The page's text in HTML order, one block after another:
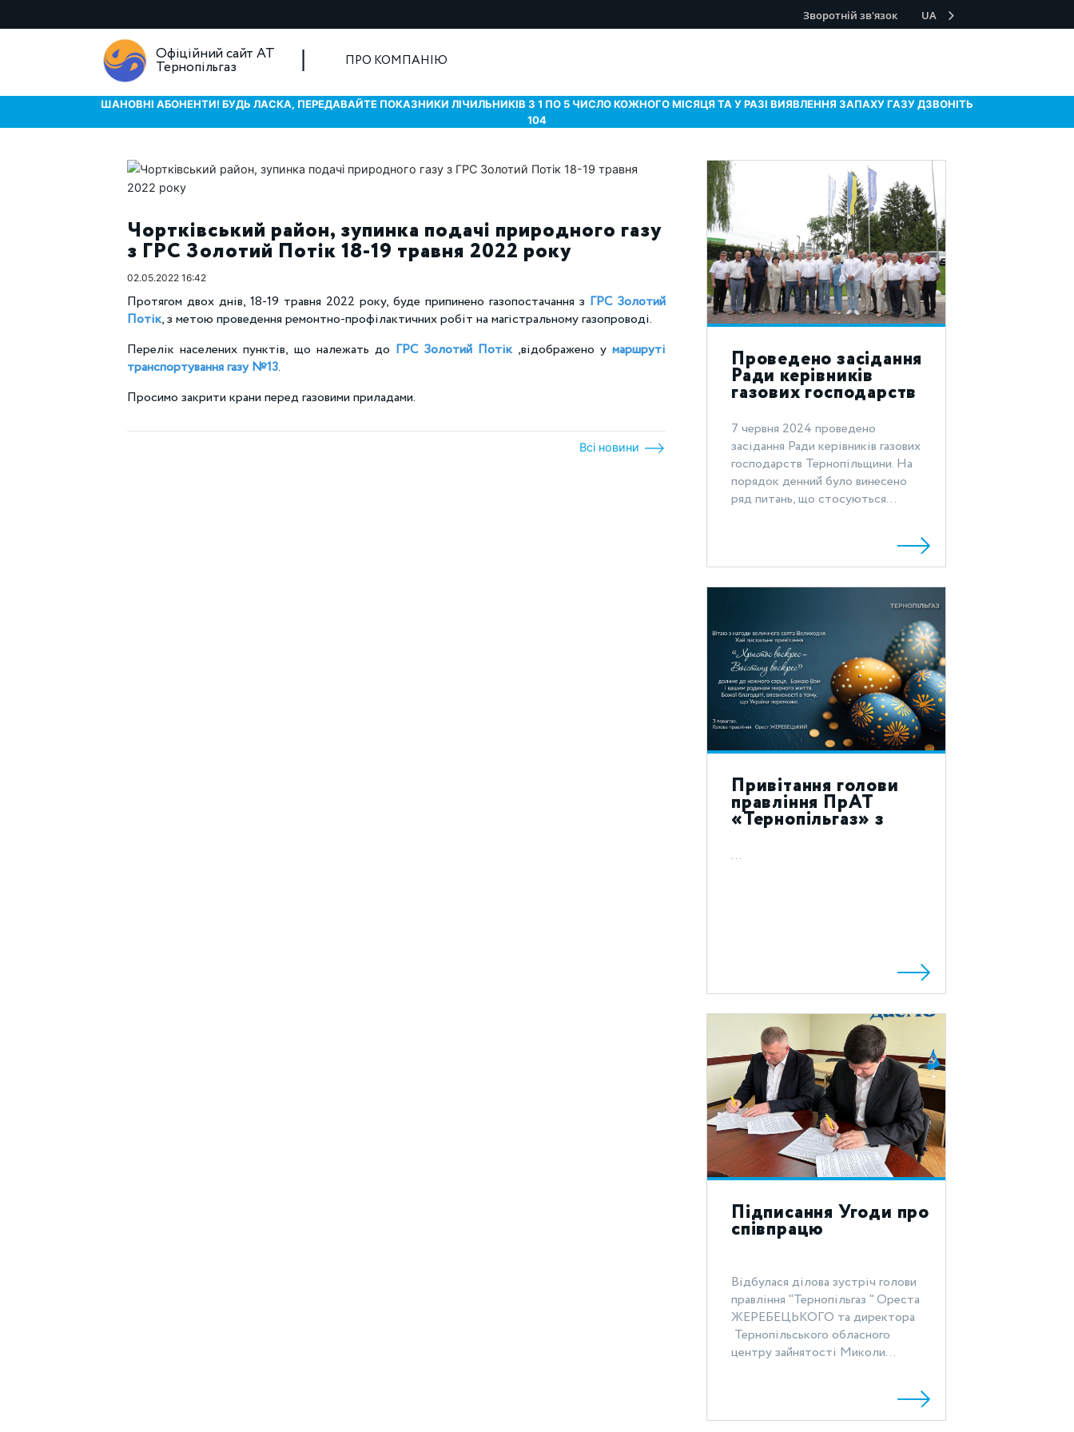
Зворотній зв'язок UA
Офіційний сайт АТ
Тернопільгаз ПРО КОМПАНІЮ
ШАНОВНІ АБОНЕНТИ! БУДЬ ЛАСКА, ПЕРЕДАВАЙТЕ ПОКАЗНИКИ ЛІЧИЛЬНИКІВ З 1 ПО 5 ЧИСЛО КОЖНОГО МІСЯЦЯ ТА У РАЗІ ВИЯВЛЕННЯ ЗАПАХУ ГАЗУ ДЗВОНІТЬ
104
Чортківський район, зупинка подачі природного газу
з ГРС Золотий Потік 18-19 травня 2022 року
02.05.2022 16:42
Протягом двох днів, 18-19 травня 2022 року, буде припинено газопостачання з ГРС Золотий
Потік, з метою проведення ремонтно-профілактичних робіт на магістральному газопроводі.
Перелік населених пунктів, що належать до ГРС Золотий Потік,відображено умаршруті
транспортування газу №13.
Просимо закрити крани перед газовими приладами.
Всі новини
Проведено засідання
Ради керівників
газових господарств
Тернопільщини
7 червня 2024 проведено
засідання Ради керівників газових
господарств Тернопільщини. На
порядок денний було винесено
ряд питань, що стосуються...
Привітання голови
правління ПрАТ
«Тернопільгаз» з
святом Воскресіння
Христового 2024!
...
Підписання Угоди про
співпрацю
Відбулася ділова зустріч голови
правління "Тернопільгаз " Ореста
ЖЕРЕБЕЦЬКОГО та директора
Тернопільського обласного
центру зайнятості Миколи...